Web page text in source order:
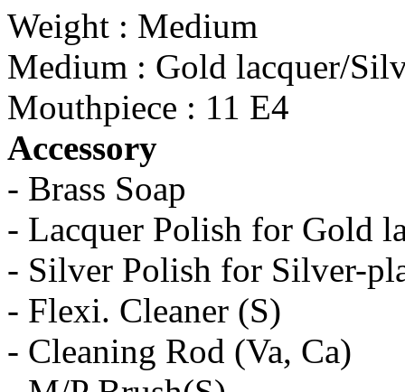
Weight : Medium
Medium : Gold lacquer/
Mouthpiece : 11 E4
Accessory
- Brass Soap
- Lacquer Polish for Gold
- Silver Polish for Silver-
- Flexi. Cleaner (S)
- Cleaning Rod (Va, Ca)